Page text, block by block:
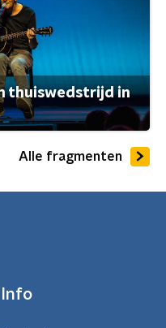
thuiswedstrijd in
Alle fragmenten
Info